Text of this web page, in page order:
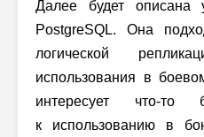
Далее будет описана
PostgreSQL. Она
логической
использования в
интересует что-то
к использованию в